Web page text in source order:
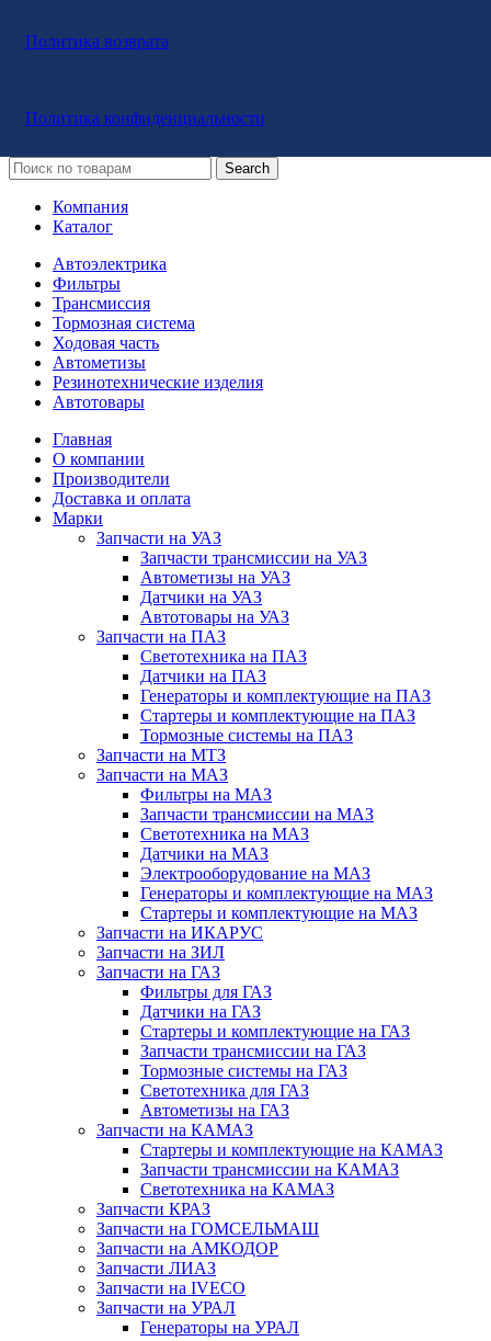
Политика возврата
Политика конфиденциальности
Search
Компания
Каталог
Автоэлектрика
Фильтры
Трансмиссия
Тормозная система
Ходовая часть
Автометизы
Резинотехнические изделия
Автотовары
Главная
О компании
Производители
Доставка и оплата
Марки
Запчасти на УАЗ
Запчасти трансмиссии на УАЗ
Автометизы на УАЗ
Датчики на УАЗ
Автотовары на УАЗ
Запчасти на ПАЗ
Светотехника на ПАЗ
Датчики на ПАЗ
Генераторы и комплектующие на ПАЗ
Стартеры и комплектующие на ПАЗ
Тормозные системы на ПАЗ
Запчасти на МТЗ
Запчасти на МАЗ
Фильтры на МАЗ
Запчасти трансмиссии на МАЗ
Светотехника на МАЗ
Датчики на МАЗ
Электрооборудование на МАЗ
Генераторы и комплектующие на МАЗ
Стартеры и комплектующие на МАЗ
Запчасти на ИКАРУС
Запчасти на ЗИЛ
Запчасти на ГАЗ
Фильтры для ГАЗ
Датчики на ГАЗ
Стартеры и комплектующие на ГАЗ
Запчасти трансмиссии на ГАЗ
Тормозные системы на ГАЗ
Светотехника для ГАЗ
Автометизы на ГАЗ
Запчасти на КАМАЗ
Стартеры и комплектующие на КАМАЗ
Запчасти трансмиссии на КАМАЗ
Светотехника на КАМАЗ
Запчасти КРАЗ
Запчасти на ГОМСЕЛЬМАШ
Запчасти на АМКОДОР
Запчасти ЛИАЗ
Запчасти на IVECO
Запчасти на УРАЛ
Генераторы на УРАЛ